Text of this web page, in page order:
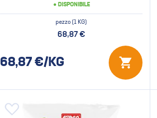
● DISPONIBILE
pezzo (1 KG)
68,87 €
68,87 €/KG